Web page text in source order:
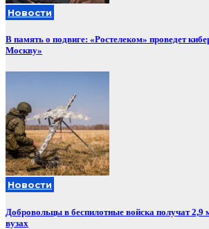
Новости
В память о подвиге: «Ростелеком» проведет
Москву»
Новости
Добровольцы в беспилотные войска получат 2,9
вузах